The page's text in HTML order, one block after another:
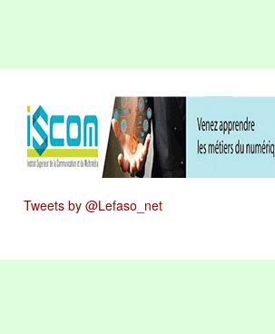
Tweets by @Lefaso_net